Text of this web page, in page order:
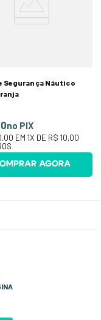
Segurança Náutico
no PIX
EM 1X DE R$ 10,00
AGORA